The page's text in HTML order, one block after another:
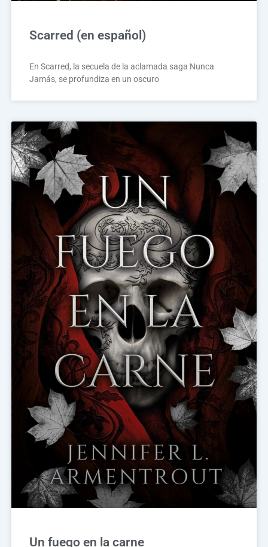
Scarred (en español)
En Scarred, la secuela de la aclamada saga Nunca
Jamás, se profundiza en un oscuro
Un fuego en la carne